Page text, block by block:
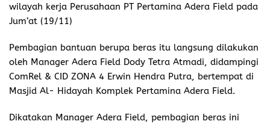
wilayah kerja Perusahaan PT Pertamina Adera Field pada
Jum’at (19/11)
Pembagian bantuan berupa beras itu langsung dilakukan
oleh Manager Adera Field Dody Tetra Atmadi, didampingi
ComRel & CID ZONA 4 Erwin Hendra Putra, bertempat di
Masjid Al- Hidayah Komplek Pertamina Adera Field.
Dikatakan Manager Adera Field, pembagian beras ini